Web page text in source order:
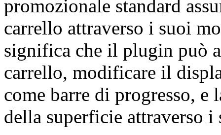
promozionale standard
carrello attraverso i suoi
significa che il plugin può
carrello, modificare il
come barre di progresso, e
della superficie attraverso